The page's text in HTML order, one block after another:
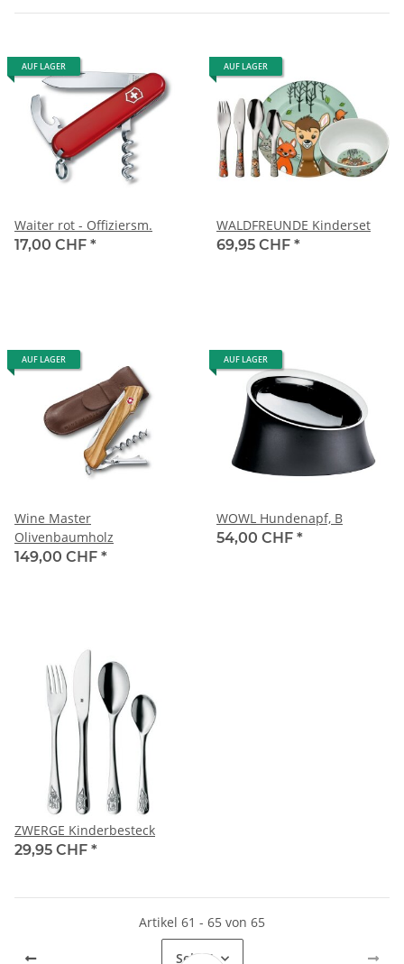
AUF LAGER
Waiter rot - Offiziersm.
17,00 CHF *
AUF LAGER
WALDFREUNDE Kinderset
69,95 CHF *
AUF LAGER
Wine Master
Olivenbaumholz
149,00 CHF *
AUF LAGER
WOWL Hundenapf, B
54,00 CHF *
ZWERGE Kinderbesteck
29,95 CHF *
Artikel 61 - 65 von 65
Seite4